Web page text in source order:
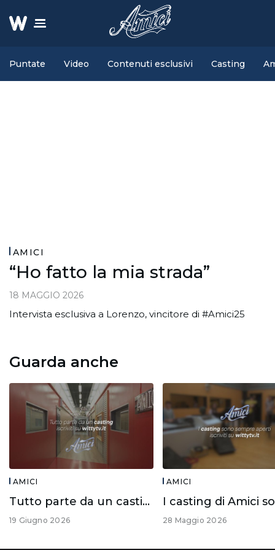
Puntate Video Contenuti esclusivi Casting
AMICI
“Ho fatto la mia strada”
18 MAGGIO 2026
Intervista esclusiva a Lorenzo, vincitore di #Amici25
Guarda anche
AMICI
Tutto parte da un casting!
19 Giugno 2026
AMICI
28 Maggio 2026